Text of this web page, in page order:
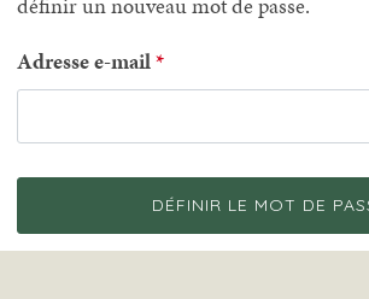
Adresse e-mail
DÉFINIR LE MOT DE